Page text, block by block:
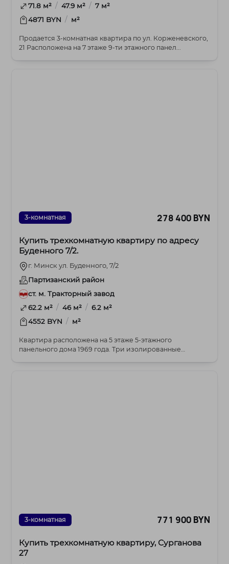
71.8 м² / 47.9 м² / 7 м²
4871 BYN / м²
Продается 3-комнатная квартира по ул. Корженевского,
21 Расположена на 7 этаже 9-ти этажного панел...
3-комнатная 278 400 BYN
Купить трехкомнатную квартиру по адресу
Буденного 7/2.
г. Минск ул. Буденного, 7/2
Партизанский район
ст. м. Тракторный завод
62.2 м² / 46 м² / 6.2 м²
4552 BYN / м²
Квартира расположена на 5 этаже 5-этажного
панельного дома 1969 года. Три изолированные
3-комнатная 771 900 BYN
Купить трехкомнатную квартиру, Сурганова
27